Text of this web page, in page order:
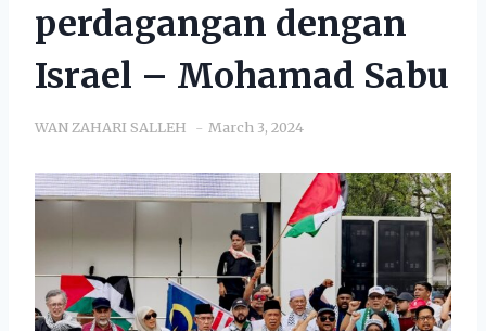
perdagangan dengan
Israel – Mohamad Sabu
WAN ZAHARI SALLEH March 3, 2024